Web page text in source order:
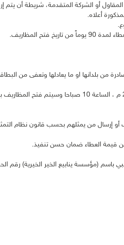
أو الشركة المتقدمة، شريطة أن يتم
أعلاه.
من بلدانها او ما يعادلها وتعفى من
آخر موعد لاستلام العطاءات هو يوم الأحد الموافق 28/02/